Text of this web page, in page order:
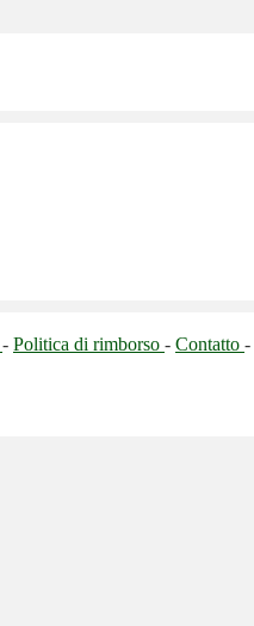
- Politica di rimborso - Contatto -